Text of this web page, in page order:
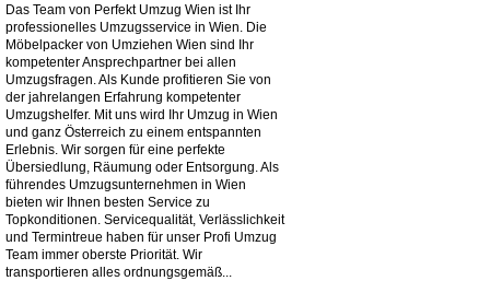
Das Team von Perfekt Umzug Wien ist Ihr
professionelles Umzugsservice in Wien. Die
Möbelpacker von Umziehen Wien sind Ihr
kompetenter Ansprechpartner bei allen
Umzugsfragen. Als Kunde profitieren Sie von
der jahrelangen Erfahrung kompetenter
Umzugshelfer. Mit uns wird Ihr Umzug in Wien
und ganz Österreich zu einem entspannten
Erlebnis. Wir sorgen für eine perfekte
Übersiedlung, Räumung oder Entsorgung. Als
führendes Umzugsunternehmen in Wien
bieten wir Ihnen besten Service zu
Topkonditionen. Servicequalität, Verlässlichkeit
und Termintreue haben für unser Profi Umzug
Team immer oberste Priorität. Wir
transportieren alles ordnungsgemäß...